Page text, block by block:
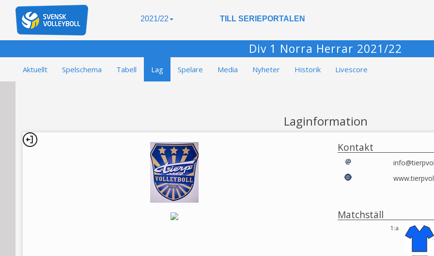
2021/22 TILL SERIEPORTALEN
Div 1 Norra Herrar 2021/22
Aktuellt Spelschema Tabell Lag Spelare Media Nyheter Historik Livescore
Laginformation
Kontakt
Matchställ
1:a